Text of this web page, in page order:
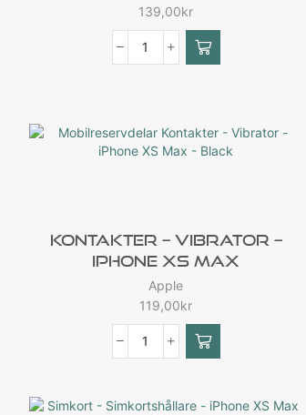
139,00kr
Kontakter – Vibrator –
IPhone XS Max
Apple
119,00kr